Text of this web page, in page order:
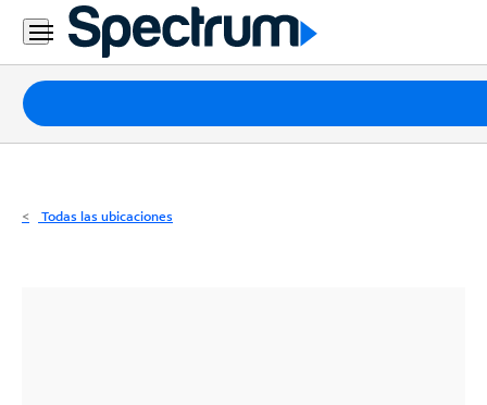
Residencial
Business
Paquetes
Internet
Todas las ubicaciones